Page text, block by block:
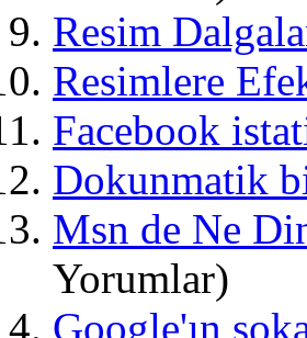
Resim
Resimlere
Facebook
Dokunmatik
Msn de Ne
Yorumlar)
Google'ın